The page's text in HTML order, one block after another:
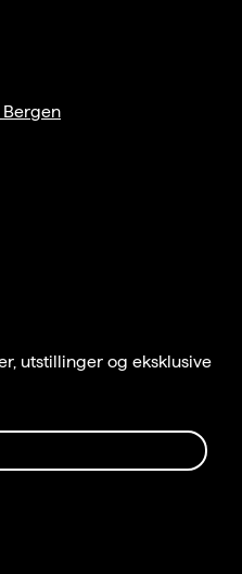
Bergen
utstillinger og eksklusive